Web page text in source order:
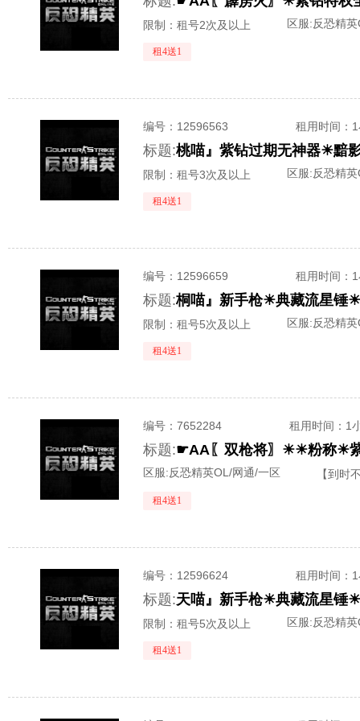
限制：租号2次及以上 区服:反恐精
租4送1
编号： 12596563 租用时间 ：
标题:
限制：租号3次及以上 区服:反恐精
租4送1
编号： 12596659 租用时间 ：
标题:
限制：租号5次及以上 区服:反恐精
租4送1
编号：7652284 租用时间 ：1
标题:
区服:反恐精英OL/网通/一区 【到时
租4送1
编号： 12596624 租用时间 ：
标题:
限制：租号5次及以上 区服:反恐精
租4送1